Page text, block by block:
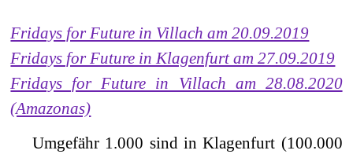
Fridays for Future in Villach am 20.09.2019
Fridays for Future in Klagenfurt am 27.09.2019
Fridays for Future in Villach am 28.08.2020
(Amazonas)
Umgefähr 1.000 sind in Klagenfurt (100.000